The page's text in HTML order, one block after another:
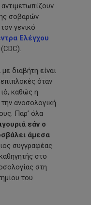
σοβαρών
γενικό
Ελέγχου
(CDC).
διαβήτη είναι
όταν
καθώς η
ανοσολογική
Παρ’ όλα
εάν ο
άμεσα
συγγραφέας
στο
στη
του